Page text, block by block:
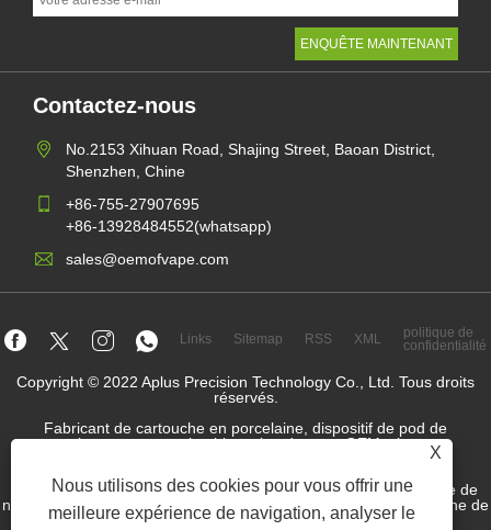
X
Nous utilisons des cookies pour vous offrir une
meilleure expérience de navigation, analyser le
Contactez-nous
No.2153 Xihuan Road, Shajing Street, Baoan District,
Shenzhen, Chine
+86-755-27907695
+86-13928484552(whatsapp)
sales@oemofvape.com
Links Sitemap RSS XML
politique de
confidentialité
Copyright © 2022 Aplus Precision Technology Co., Ltd. Tous droits
réservés.
Fabricant de cartouche en porcelaine, dispositif de pod de
remplacement, vape jetable, usine de vape OEM, cigarette
SPCHETHER NICOTINE GROSSATEUR, Fournisseur de poche de
nicotine, Factory OEM Nicotine Pouch, Factory OEM Snus, Pouche de
nicotine, Pod Dispositif préfabillé,